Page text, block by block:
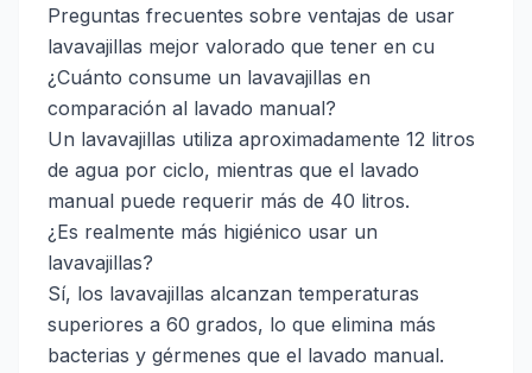
Preguntas frecuentes sobre ventajas de usar
lavavajillas mejor valorado que tener en cu
¿Cuánto consume un lavavajillas en
comparación al lavado manual?
Un lavavajillas utiliza aproximadamente 12 litros
de agua por ciclo, mientras que el lavado
manual puede requerir más de 40 litros.
¿Es realmente más higiénico usar un
lavavajillas?
Sí, los lavavajillas alcanzan temperaturas
superiores a 60 grados, lo que elimina más
bacterias y gérmenes que el lavado manual.